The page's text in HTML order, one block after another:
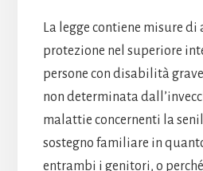
La legge contiene misure di
protezione nel superiore
persone con disabilità
non determinata
malattie concernenti la
sostegno familiare in
entrambi i genitori, o